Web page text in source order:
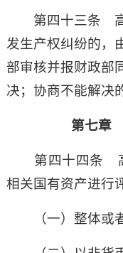
第四十三条 高
发生产权纠纷的，
部审核并报财政部
决；协商不能解决
第七章
第四十四条 高
相关国有资产进行
（一）整体或者